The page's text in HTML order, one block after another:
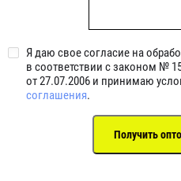
Я даю свое согласие на
в соответствии с законом №
от 27.07.2006 и принимаю
соглашения.